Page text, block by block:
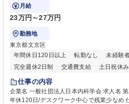
などにも幅広く携わっていただきます。
月給
23万円～27万円
勤務地
東京都文京区
年間休日120日以上
転勤なし 未経験
完全週休2日制
交通費支給 土日祝休み
仕事の内容
企業名 一般社団法人日本内科学会 求人名 第二新卒歓迎！【正社員事務】
年休120日/デスクワーク中心で残業少なめ 仕事の内容 日本内科学会の会